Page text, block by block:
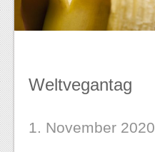
Weltvegantag
1. November 2020